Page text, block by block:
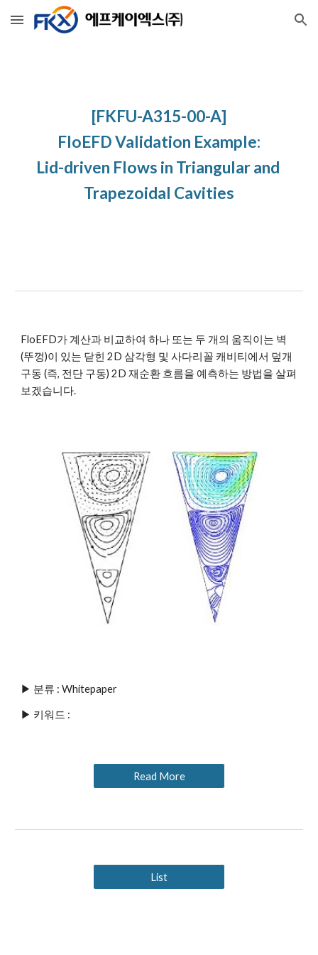
Skip to main content Skip to navigation
[FKFU-A315-00-A]
FloEFD Validation Example:
Lid-driven Flows in Triangular and
Trapezoidal Cavities
FloEFD가 계산과 비교하여 하나 또는 두 개의 움직이는 벽
(뚜껑)이 있는 닫힌 2D 삼각형 및 사다리꼴 캐비티에서 덮개
구동 (즉, 전단 구동) 2D 재순환 흐름을 예측하는 방법을 살펴
보겠습니다.
▶ 분류 : Whitepaper
▶ 키워드 :
Read More
List